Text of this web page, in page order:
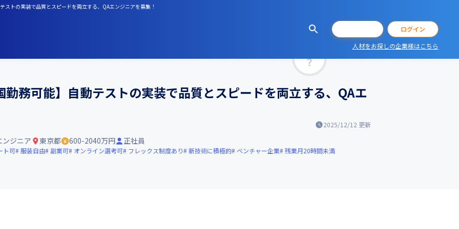
トの実装で品質とスピードを両立する、QAエンジニアを募集！
ログイン
人材をお探しの企業様はこちら
務可能】自動テストの実装で品質とスピードを両立する、QAエ
2025/12/12 更新
ジニア 東京都 600-2040万円 正社員
ト可 服装自由 副業可 オンライン選考可 フレックス制度あり 新技術に積極的 ベンチャー企業 残業月20時間未満